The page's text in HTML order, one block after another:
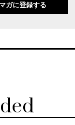
ガに登録する